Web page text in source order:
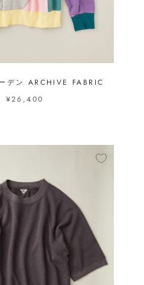
デン ARCHIVE FABRIC
¥26,400